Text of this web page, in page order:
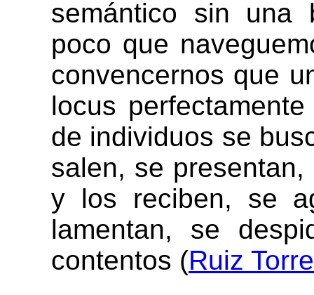
semántico sin una
poco que
convencernos que
locus
de individuos se
salen, se
y los reciben, se
lamentan, se
contentos (Ruiz